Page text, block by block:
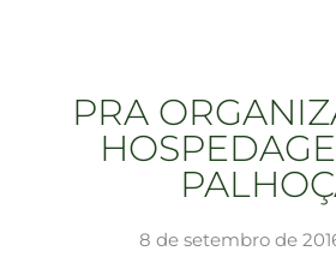
PRA
8 de setembro de